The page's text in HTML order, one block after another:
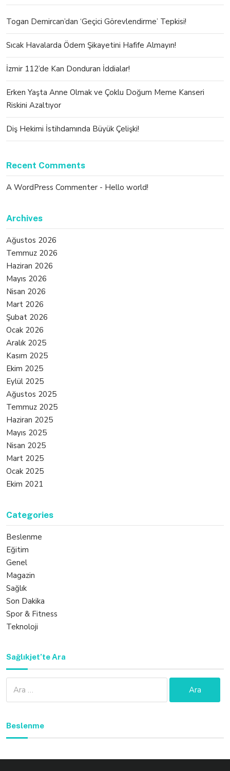
Togan Demircan’dan ‘Geçici Görevlendirme’ Tepkisi!
Sıcak Havalarda Ödem Şikayetini Hafife Almayın!
İzmir 112’de Kan Donduran İddialar!
Erken Yaşta Anne Olmak ve Çoklu Doğum Meme Kanseri
Riskini Azaltıyor
Diş Hekimi İstihdamında Büyük Çelişki!
Recent Comments
A WordPress Commenter - Hello world!
Archives
Ağustos 2026
Temmuz 2026
Haziran 2026
Mayıs 2026
Nisan 2026
Mart 2026
Şubat 2026
Ocak 2026
Aralık 2025
Kasım 2025
Ekim 2025
Eylül 2025
Ağustos 2025
Temmuz 2025
Haziran 2025
Mayıs 2025
Nisan 2025
Mart 2025
Ocak 2025
Ekim 2021
Categories
Beslenme
Eğitim
Genel
Magazin
Sağlık
Son Dakika
Spor & Fitness
Teknoloji
Sağlıkjet’te Ara
Beslenme